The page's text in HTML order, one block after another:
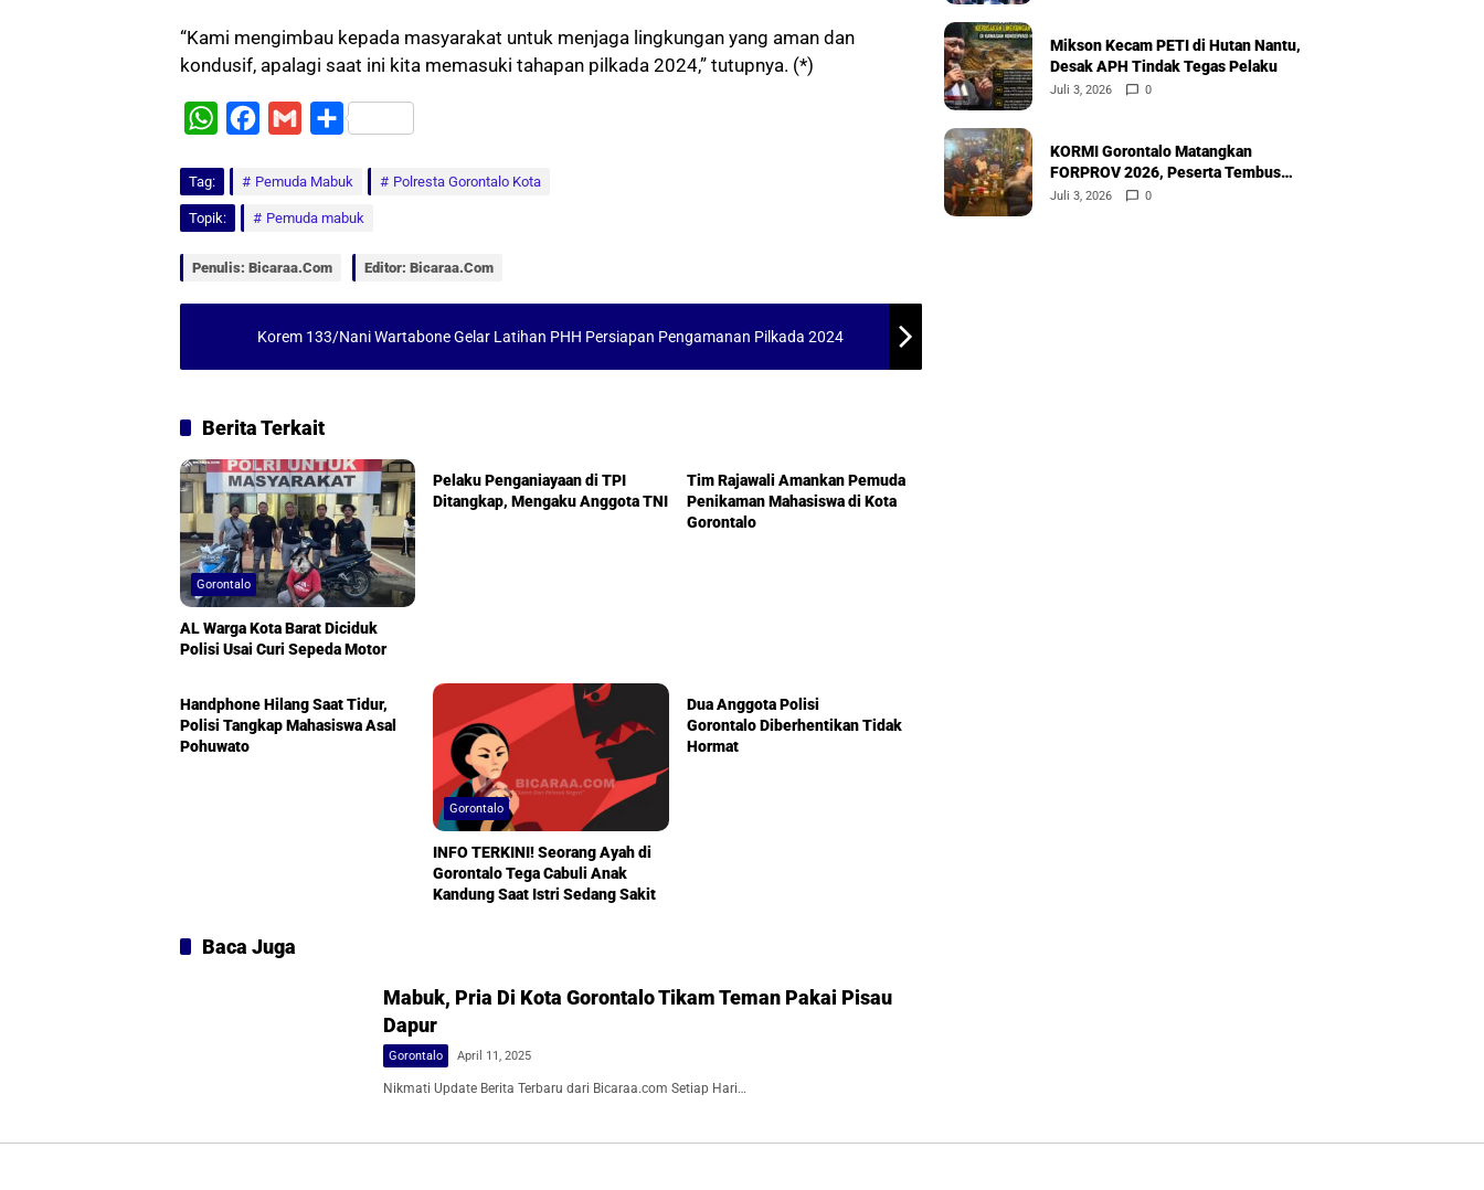
“Kami mengimbau kepada masyarakat untuk menjaga lingkungan yang aman dan
kondusif, apalagi saat ini kita memasuki tahapan pilkada 2024,” tutupnya. (*)
W
t
c
e
k
a
i
S
a
r
Tag: Pemuda Mabuk Polresta Gorontalo Kota
Topik: Pemuda mabuk
Penulis: Bicaraa.com Editor: Bicaraa.com
Korem 133/Nani Wartabone Gelar Latihan PHH Persiapan Pengamanan Pilkada 2024
Berita Terkait
Gorontalo
AL Warga Kota Barat Diciduk
Polisi Usai Curi Sepeda Motor
Pelaku Penganiayaan di TPI
Ditangkap, Mengaku Anggota TNI
Tim Rajawali Amankan Pemuda
Penikaman Mahasiswa di Kota
Gorontalo
Handphone Hilang Saat Tidur,
Polisi Tangkap Mahasiswa Asal
Pohuwato
Gorontalo
INFO TERKINI! Seorang Ayah di
Gorontalo Tega Cabuli Anak
Kandung Saat Istri Sedang Sakit
Dua Anggota Polisi
Gorontalo Diberhentikan Tidak
Hormat
Baca Juga
Mabuk, Pria Di Kota Gorontalo Tikam Teman Pakai Pisau
Dapur
Gorontalo April 11, 2025
Nikmati Update Berita Terbaru dari Bicaraa.com Setiap Hari…
Mikson Kecam PETI di Hutan Nantu,
Desak APH Tindak Tegas Pelaku
Juli 3, 2026 0
KORMI Gorontalo Matangkan
FORPROV 2026, Peserta Tembus
600
Juli 3, 2026 0